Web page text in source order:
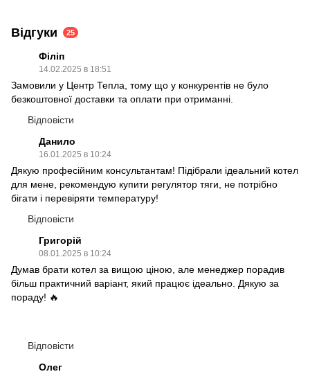
Відгуки 25
Філіп
14.02.2025 в 18:51
Замовили у Центр Тепла, тому що у конкурентів не було
безкоштовної доставки та оплати при отриманні.
Відповісти
Данило
16.01.2025 в 10:24
Дякую професійним консультантам! Підібрали ідеальний котел
для мене, рекомендую купити регулятор тяги, не потрібно
бігати і перевіряти температуру!
Відповісти
Григорій
08.01.2025 в 10:24
Думав брати котел за вищою ціною, але менеджер порадив
більш практичний варіант, який працює ідеально. Дякую за
пораду! 🔥
Відповісти
Олег